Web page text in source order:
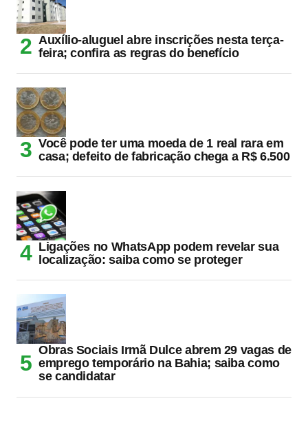
Auxílio-aluguel abre inscrições nesta terça-
feira; confira as regras do benefício
Você pode ter uma moeda de 1 real rara em
casa; defeito de fabricação chega a R$ 6.500
Ligações no WhatsApp podem revelar sua
localização: saiba como se proteger
Obras Sociais Irmã Dulce abrem 29 vagas de
emprego temporário na Bahia; saiba como
se candidatar